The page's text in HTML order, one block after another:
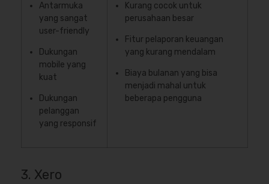
Antarmuka
yang sangat
user-friendly
Dukungan
mobile yang
kuat
Dukungan
pelanggan
yang responsif
Kurang cocok untuk
perusahaan besar
Fitur pelaporan keuangan
yang kurang mendalam
Biaya bulanan yang bisa
menjadi mahal untuk
beberapa pengguna
3. Xero